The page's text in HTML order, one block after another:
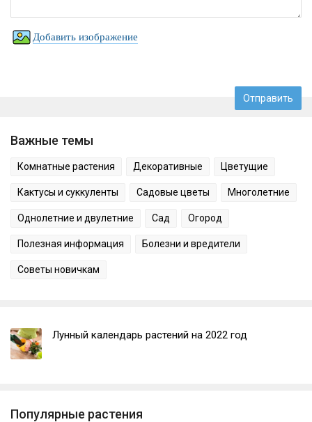
Добавить изображение
Важные темы
Комнатные растения Декоративные Цветущие
Кактусы и суккуленты Садовые цветы Многолетние
Однолетние и двулетние Сад Огород
Полезная информация Болезни и вредители
Советы новичкам
Лунный календарь растений на 2022 год
Популярные растения